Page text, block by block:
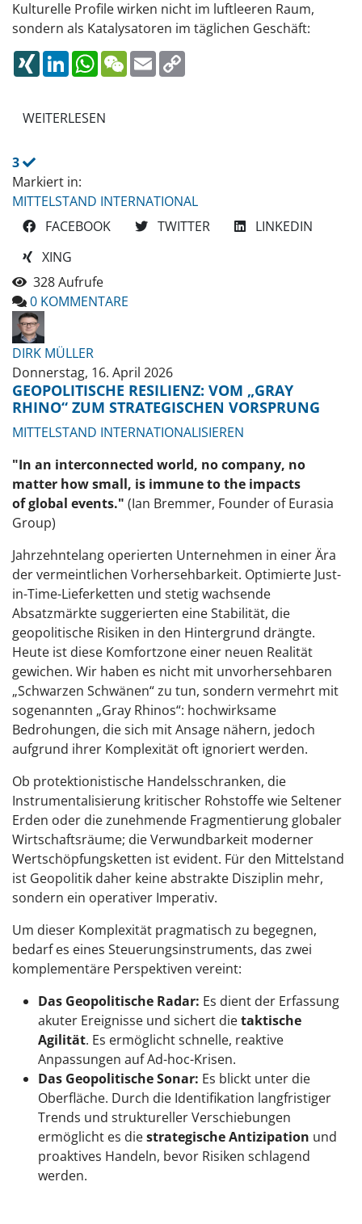
Kulturelle Profile wirken nicht im luftleeren Raum,
sondern als Katalysatoren im täglichen Geschäft:
XINGLINKEDINWHATSAPP
WECHAT
EMAIL
WEITERLESEN
3
Markiert in:
MITTELSTAND INTERNATIONAL
FACEBOOK
TWITTER
LINKEDIN
XING
328 Aufrufe
0 KOMMENTARE
DIRK MÜLLER
Donnerstag, 16. April 2026
GEOPOLITISCHE RESILIENZ: VOM „GRAY
RHINO“ ZUM STRATEGISCHEN VORSPRUNG
MITTELSTAND INTERNATIONALISIEREN
"In an interconnected world, no company, no
matter how small, is immune to the impacts
of global events." (Ian Bremmer, Founder of Eurasia
Group)
Jahrzehntelang operierten Unternehmen in einer Ära
der vermeintlichen Vorhersehbarkeit. Optimierte Just-
in-Time-Lieferketten und stetig wachsende
Absatzmärkte suggerierten eine Stabilität, die
geopolitische Risiken in den Hintergrund drängte.
Heute ist diese Komfortzone einer neuen Realität
gewichen. Wir haben es nicht mit unvorhersehbaren
„Schwarzen Schwänen“ zu tun, sondern vermehrt mit
sogenannten „Gray Rhinos“: hochwirksame
Bedrohungen, die sich mit Ansage nähern, jedoch
aufgrund ihrer Komplexität oft ignoriert werden.
Ob protektionistische Handelsschranken, die
Instrumentalisierung kritischer Rohstoffe wie Seltener
Erden oder die zunehmende Fragmentierung globaler
Wirtschaftsräume; die Verwundbarkeit moderner
Wertschöpfungsketten ist evident. Für den Mittelstand
ist Geopolitik daher keine abstrakte Disziplin mehr,
sondern ein operativer Imperativ.
Um dieser Komplexität pragmatisch zu begegnen,
bedarf es eines Steuerungsinstruments, das zwei
komplementäre Perspektiven vereint:
Das Geopolitische Radar: Es dient der Erfassung
akuter Ereignisse und sichert dietaktische
Agilität. Es ermöglicht schnelle, reaktive
Anpassungen auf Ad-hoc-Krisen.
Das Geopolitische Sonar: Es blickt unter die
Oberfläche. Durch die Identifikation langfristiger
Trends und struktureller Verschiebungen
ermöglicht es diestrategische Antizipation und
proaktives Handeln, bevor Risiken schlagend
werden.